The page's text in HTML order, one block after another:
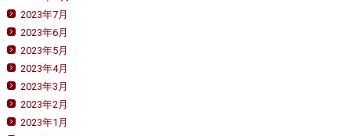
2023年7月
2023年6月
2023年5月
2023年4月
2023年3月
2023年2月
2023年1月